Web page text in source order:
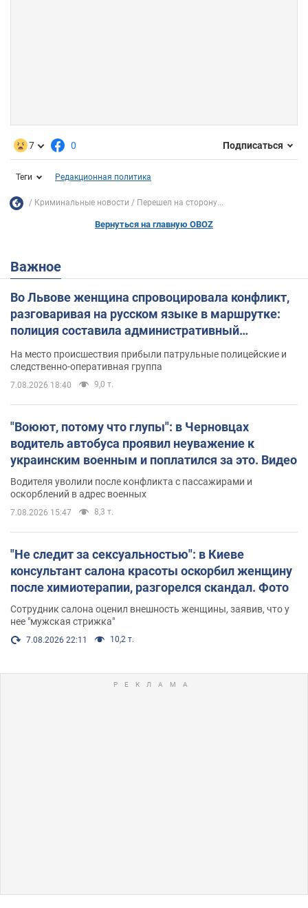
7 0 Подписаться
Теги Редакционная политика
Криминальные новости Перешел на сторону...
Вернуться на главную OBOZ
Важное
Во Львове женщина спровоцировала конфликт,
разговаривая на русском языке в маршрутке:
полиция составила административный
На место происшествия прибыли патрульные полицейские и
следственно-оперативная группа
7.08.2026 18:40 9,0 т.
"Воюют, потому что глупы": в Черновцах
водитель автобуса проявил неуважение к
украинским военным и поплатился за это. Видео
Водителя уволили после конфликта с пассажирами и
оскорблений в адрес военных
7.08.2026 15:47 8,3 т.
"Не следит за сексуальностью": в Киеве
консультант салона красоты оскорбил женщину
после химиотерапии, разгорелся скандал. Фото
Сотрудник салона оценил внешность женщины, заявив, что у
нее "мужская стрижка"
7.08.2026 22:11 10,2 т.